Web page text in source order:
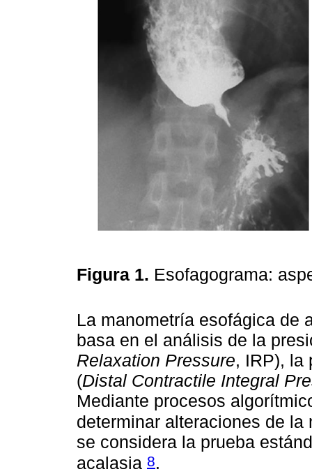
Figura 1. Esofagograma:
La manometría esofágica de
basa en el análisis de la
Relaxation Pressure, IRP), la
(Distal Contractile Integral
Mediante procesos
determinar alteraciones de
se considera la prueba
acalasia 8.